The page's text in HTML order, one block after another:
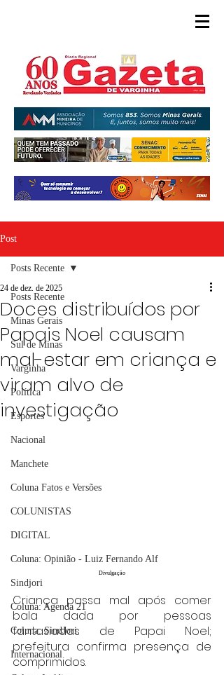
Post
Posts Recente
Minas Gerais
Sul de Minas
Varginha
Política
Esportes
Nacional
Manchete
Coluna Fatos e Versões
COLUNISTAS
DIGITAL
Coluna: Opinião - Luiz Fernando Alf
Sindjori
Coluna: Agenda 21
Coluna: SindJori
Internacional
Posts Recente
Doces distribuídos por
Papais Noel causam
mal-estar em criança e
viram alvo de
investigação
24 de dez. de 2025
Divulgação
Criança passa mal após comer
bala dada por pessoas
fantasiadas de Papai Noel;
prefeitura confirma presença de
comprimidos.